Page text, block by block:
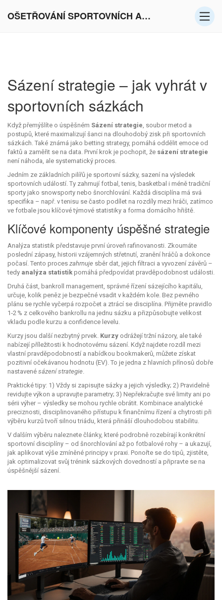
OŠETŘOVÁNÍ SPORTOVNÍCH AKTIVIT V EVROPĚ
Sázení strategie – jak vyhrát v
sportovních sázkách
Když přemýšlíte o úspěšném Sázení strategie, soubor metod a
postupů, které maximalizují šanci na dlouhodobý zisk při sportovních
sázkách. Také známá jako betting strategy, pomáhá oddělit emoce od
faktů a zaměřit se na data. První krok je pochopit, že sázení strategie
není náhoda, ale systematický proces.
Jedním ze základních pilířů je sportovní sázky, sazení na výsledek
sportovních událostí. Ty zahrnují fotbal, tenis, basketbal i méně tradiční
sporty jako snowsporty nebo šnorchlování. Každá disciplína má svá
specifika – např. v tenisu se často podílet na rozdíly mezi hráči, zatímco
ve fotbale jsou klíčové týmové statistiky a forma domácího hřiště.
Klíčové komponenty úspěšné strategie
Analýza statistik představuje první úroveň rafinovanosti. Zkoumáte
poslední zápasy, historii vzájemných střetnutí, zranění hráčů a dokonce
počasí. Tento proces zahrnuje sběr dat, jejich filtraci a vyvození závěrů –
tedy analýza statistik pomáhá předpovídat pravděpodobnost události.
Druhá část, bankroll management, správné řízení sázejícího kapitálu,
určuje, kolik peněz je bezpečné vsadit v každém kole. Bez pevného
plánu se rychle vyčerpá rozpočet a ztrácí se disciplína. Přijměte pravidlo
1‑2 % z celkového bankrollu na jednu sázku a přizpůsobujte velikost
vkladu podle kurzu a confidence levelu.
Kurzy jsou další nezbytný prvek. Kurzy odrážejí tržní názory, ale také
nabízejí příležitosti k hodnotovému sázení. Když najdete rozdíl mezi
vlastní pravděpodobností a nabídkou bookmakerů, můžete získat
pozitivní očekávanou hodnotu (EV). To je jedna z hlavních přínosů dobře
nastavené sázení strategie.
Praktické tipy: 1) Vždy si zapisujte sázky a jejich výsledky; 2) Pravidelně
revidujte výkon a upravujte parametry; 3) Nepřekračujte své limity ani po
sérii výher – výsledky se mohou rychle obrátit. Kombinace analytické
preciznosti, disciplinovaného přístupu k finančnímu řízení a chytrosti při
výběru kurzů tvoří silnou triádu, která přináší dlouhodobou stabilitu.
V dalším výběru naleznete články, které podrobně rozebírají konkrétní
sportovní disciplíny – od šnorchlování až po fotbalové rohy – a ukazují,
jak aplikovat výše zmíněné principy v praxi. Ponořte se do tipů, zjistěte,
jak optimalizovat svůj trénink sázkových dovedností a připravte se na
úspěšnější sázení.